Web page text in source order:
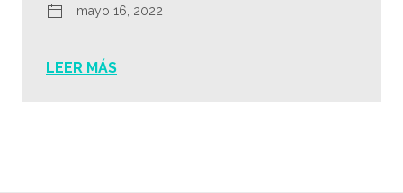
mayo 16, 2022
LEER MÁS